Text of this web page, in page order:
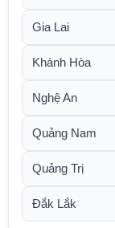
Gia Lai
Khánh Hòa
Nghệ An
Quảng Nam
Quảng Trị
Đắk Lắk